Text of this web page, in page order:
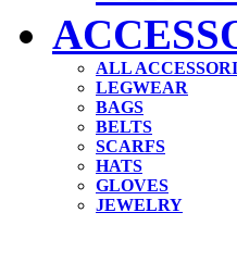
ALL
LEGWEAR
BAGS
BELTS
SCARFS
HATS
GLOVES
JEWELRY